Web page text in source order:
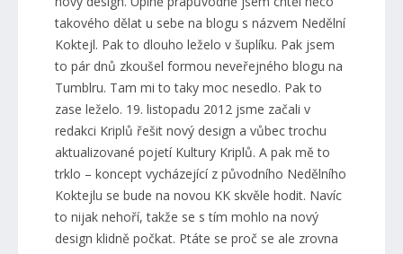
takového dělat u sebe na blogu s názvem Nedělní
Koktejl. Pak to dlouho leželo v šuplíku. Pak jsem
to pár dnů zkoušel formou neveřejného blogu na
Tumblru. Tam mi to taky moc nesedlo. Pak to
zase leželo. 19. listopadu 2012 jsme začali v
redakci Kriplů řešit nový design a vůbec trochu
aktualizované pojetí Kultury Kriplů. A pak mě to
trklo – koncept vycházející z původního Nedělního
Koktejlu se bude na novou KK skvěle hodit. Navíc
to nijak nehoří, takže se s tím mohlo na nový
design klidně počkat. Ptáte se proč se ale zrovna